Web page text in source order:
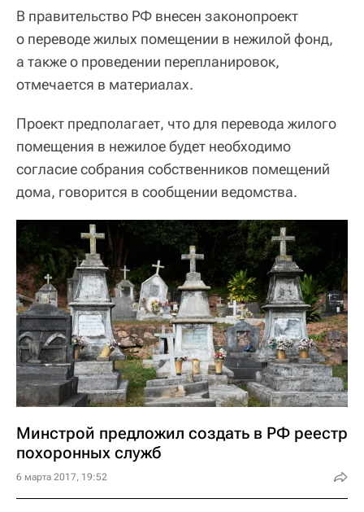
В правительство РФ внесен законопроект
о переводе жилых помещении в нежилой фонд,
а также о проведении перепланировок,
отмечается в материалах.
Проект предполагает, что для перевода жилого
помещения в нежилое будет необходимо
согласие собрания собственников помещений
дома, говорится в сообщении ведомства.
Минстрой предложил создать в РФ реестр
похоронных служб
6 марта 2017, 19:52